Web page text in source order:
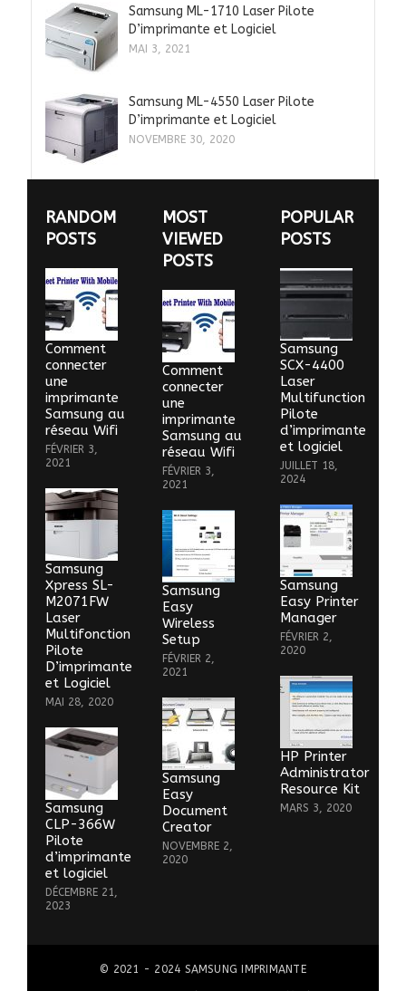
Samsung ML-1710 Laser Pilote
D’imprimante et Logiciel
MAI 3, 2021
Samsung ML-4550 Laser Pilote
D’imprimante et Logiciel
NOVEMBRE 30, 2020
RANDOM
POSTS
Comment
connecter
une
imprimante
Samsung au
réseau Wifi
FÉVRIER 3,
2021
Samsung
Xpress SL-
M2071FW
Laser
Multifonction
Pilote
D’imprimante
et Logiciel
MAI 28, 2020
Samsung
CLP-366W
Pilote
d’imprimante
et logiciel
DÉCEMBRE 21,
2023
MOST
VIEWED
POSTS
Comment
connecter
une
imprimante
Samsung au
réseau Wifi
FÉVRIER 3,
2021
Samsung
Easy
Wireless
Setup
FÉVRIER 2,
2021
Samsung
Easy
Document
Creator
NOVEMBRE 2,
2020
POPULAR
POSTS
Samsung
SCX-4400
Laser
Multifunction
Pilote
d’imprimante
et logiciel
JUILLET 18,
2024
Samsung
Easy Printer
Manager
FÉVRIER 2,
2020
HP Printer
Administrator
Resource Kit
MARS 3, 2020
© 2021 - 2024 SAMSUNG IMPRIMANTE